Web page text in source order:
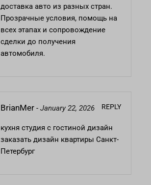
доставка авто из разных стран.
Прозрачные условия, помощь на
всех этапах и сопровождение
сделки до получения
автомобиля.
BrianMer - January 22, 2026 REPLY
кухня студия с гостиной дизайн
заказать дизайн квартиры Санкт-
Петербург